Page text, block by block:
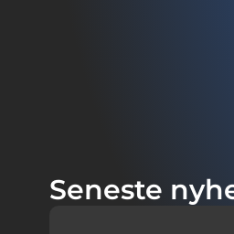
Seneste